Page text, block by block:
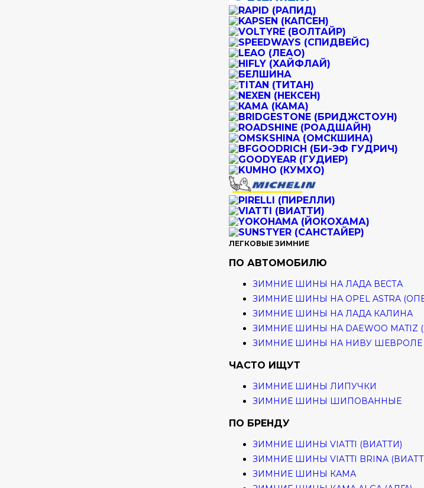
ЛЕГКОВЫЕ ЗИМНИЕ
ПО АВТОМОБИЛЮ
ЗИМНИЕ ШИНЫ НА ЛАДА ВЕСТА
ЗИМНИЕ ШИНЫ НА OPEL ASTRA
ЗИМНИЕ ШИНЫ НА ЛАДА КАЛИНА
ЗИМНИЕ ШИНЫ НА DAEWOO MATIZ
ЗИМНИЕ ШИНЫ НА НИВУ ШЕВРОЛЕ
ЧАСТО ИЩУТ
ЗИМНИЕ ШИНЫ ЛИПУЧКИ
ЗИМНИЕ ШИНЫ ШИПОВАННЫЕ
ПО БРЕНДУ
ЗИМНИЕ ШИНЫ VIATTI (ВИАТТИ)
ЗИМНИЕ ШИНЫ VIATTI BRINA
ЗИМНИЕ ШИНЫ КАМА